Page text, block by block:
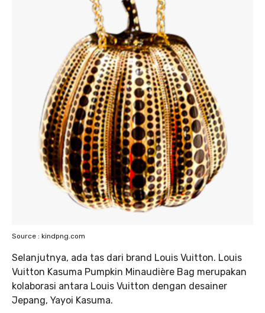
Source : kindpng.com
Selanjutnya, ada tas dari brand Louis Vuitton. Louis
Vuitton Kasuma Pumpkin Minaudière Bag merupakan
kolaborasi antara Louis Vuitton dengan desainer
Jepang, Yayoi Kasuma.